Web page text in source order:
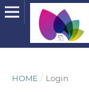
HOME / Login